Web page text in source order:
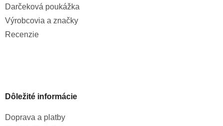
Darčeková poukážka
Výrobcovia a značky
Recenzie
Dôležité informácie
Doprava a platby